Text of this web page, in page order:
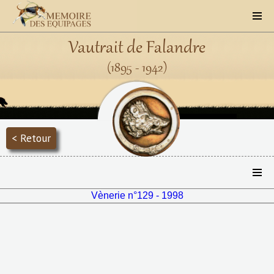
Vautrait de Falandre
(1895 - 1942)
< Retour
Vènerie n°129 - 1998